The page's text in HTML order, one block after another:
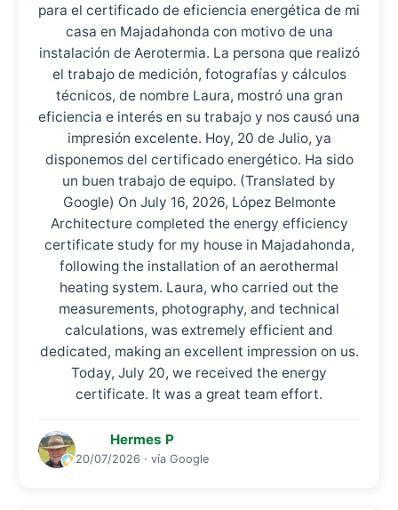
para el certificado de eficiencia energética de mi
casa en Majadahonda con motivo de una
instalación de Aerotermia. La persona que realizó
el trabajo de medición, fotografías y cálculos
técnicos, de nombre Laura, mostró una gran
eficiencia e interés en su trabajo y nos causó una
impresión excelente. Hoy, 20 de Julio, ya
disponemos del certificado energético. Ha sido
un buen trabajo de equipo. (Translated by
Google) On July 16, 2026, López Belmonte
Architecture completed the energy efficiency
certificate study for my house in Majadahonda,
following the installation of an aerothermal
heating system. Laura, who carried out the
measurements, photography, and technical
calculations, was extremely efficient and
dedicated, making an excellent impression on us.
Today, July 20, we received the energy
certificate. It was a great team effort.
Hermes P
20/07/2026 · vía Google